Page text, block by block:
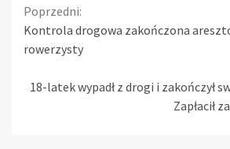
Continue
Reading
Poprzedni:
Kontrola drogowa zakończona
rowerzysty
18-latek wypadł z drogi i zakończył
Zapłacił